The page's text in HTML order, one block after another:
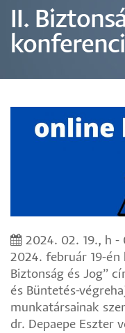
II.
2024. 02. 19., h -
2024. február 19-én
Biztonság és Jog”
és Büntetés-
munkatársainak
dr. Depaepe Eszter